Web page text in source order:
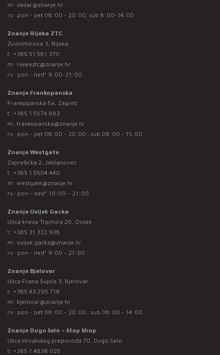
m: zadar@znanje.hr
rv: pon - pet 08:00 - 20:00; sub 8:00-14:00
Znanje Rijeka ZTC
Zvonimirova 3, Rijeka
t: +385 51 581 370
m: rijekaztc@znanje.hr
rv: pon - ned* 9:00-21:00
Znanje Frankopanska
Frankopanska 5a, Zagreb
t: +385 1 5574 883
m: frankopanska@znanje.hr
rv: pon - pet 08:00 - 20:00 ; sub 08:00 - 15:00
Znanje Westgate
Zaprešićka 2, Jablanovec
t: +385 1 5504 440
m: westgate@znanje.hr
rv: pon – ned* 10:00 – 21:00
Znanje Osijek Gacka
Ulica kneza Trpimira 20, Osijek
t: +385 31 322 938
m: osijek.gacka@znanje.hr
rv: pon - ned* 9:00 - 21:00
Znanje Bjelovar
Ulica Frana Supila 3, Bjelovar
t: +385 43 295 718
m: bjelovar@znanje.hr
rv: pon - pet 08:00 - 20:00 ; sub 08:00 - 14:00
Znanje Dugo Selo – Stop Shop
Ulica Hrvatskog preporoda 70, Dugo Selo
t: +385 1 4838 025